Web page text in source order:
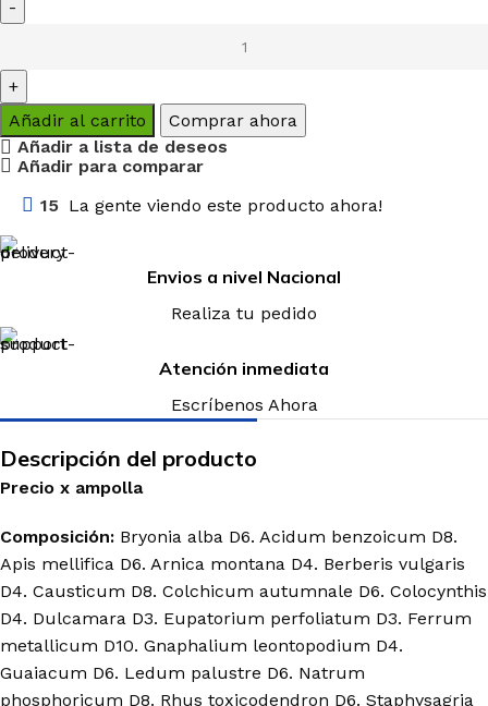
Añadir al carrito
Comprar ahora
Añadir a lista de deseos
Añadir para comparar
15 La gente viendo este producto ahora!
Envios a nivel Nacional
Realiza tu pedido
Atención inmediata
Escríbenos Ahora
Descripción del producto
Precio x ampolla
Composición: Bryonia alba D6. Acidum benzoicum D8.
Apis mellifica D6. Arnica montana D4. Berberis vulgaris
D4. Causticum D8. Colchicum autumnale D6. Colocynthis
D4. Dulcamara D3. Eupatorium perfoliatum D3. Ferrum
metallicum D10. Gnaphalium leontopodium D4.
Guaiacum D6. Ledum palustre D6. Natrum
phosphoricum D8. Rhus toxicodendron D6. Staphysagria